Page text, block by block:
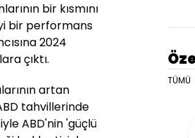
bir kısmını
bir performans
2024
çıktı.
artan
tahvillerinde
ABD'nin 'güçlü
TÜMÜ